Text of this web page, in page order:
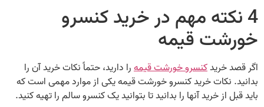
4 نکته مهم در خرید کنسرو
خورشت قیمه
اگر قصد خریدکنسرو خورشت قیمهرا دارید، حتماً نکات خرید آن را
بدانید. نکات خرید کنسرو خورشت قیمه یکی از موارد مهمی است که
باید قبل از خرید آنها را بدانید تا بتوانید یک کنسرو سالم را تهیه کنید.